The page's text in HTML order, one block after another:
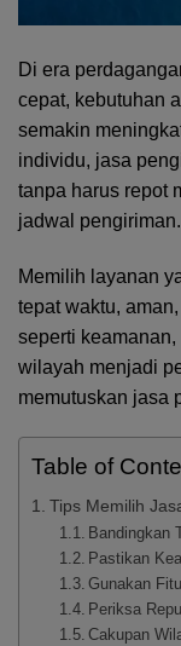
Di era
cepat, kebutuhan
semakin
individu, jasa
tanpa harus repot
jadwal pengiriman.
Memilih layanan
tepat waktu,
seperti
wilayah menjadi
memutuskan jasa
Table of
Tips Memilih
Bandingkan
Pastikan
Gunakan
Periksa
Cakupan